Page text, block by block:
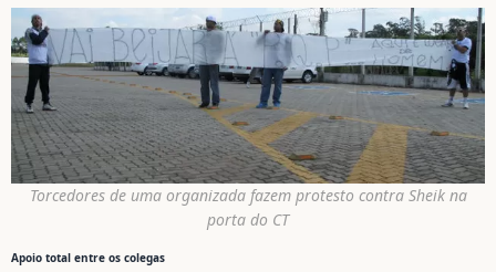
Torcedores de uma organizada fazem protesto contra Sheik na
porta do CT
Apoio total entre os colegas